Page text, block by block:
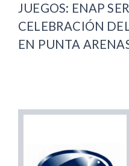
JUEGOS: ENAP
CELEBRACIÓN
EN PUNTA